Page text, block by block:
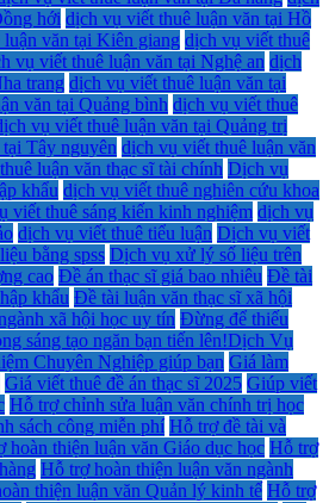
hới dịch vụ viết thuê luận văn tại Hồ
văn tại Kiên giang dịch vụ viết thuê
vụ viết thuê luận văn tại Nghệ an dịch
trang dịch vụ viết thuê luận văn tại
văn tại Quảng bình dịch vụ viết thuê
vụ viết thuê luận văn tại Quảng trị
Tây nguyên dịch vụ viết thuê luận văn
luận văn thạc sĩ tài chính Dịch vụ
khẩu dịch vụ viết thuê nghiên cứu khoa
viết thuê sáng kiến kinh nghiệm dịch vụ
dịch vụ viết thuê tiểu luận Dịch vụ viết
bằng spss Dịch vụ xử lý số liệu trên
cao Đề án thạc sĩ giá bao nhiêu Đề tài
khẩu Đề tài luận văn thạc sĩ xã hội
xã hội học uy tín Đừng để thiếu
sáng tạo ngăn bạn tiến lên!Dịch Vụ
Chuyên Nghiệp giúp bạn Giá làm
Giá viết thuê đề án thạc sĩ 2025 Giúp viết
Hỗ trợ chỉnh sửa luận văn chính trị học
sách công miễn phí Hỗ trợ đề tài và
hoàn thiện luận văn Giáo dục học Hỗ trợ
Hỗ trợ hoàn thiện luận văn ngành
thiện luận văn Quản lý kinh tế Hỗ trợ